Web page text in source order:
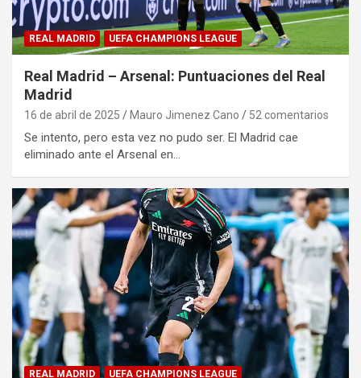
REAL MADRID UEFA CHAMPIONS LEAGUE
Real Madrid – Arsenal: Puntuaciones del Real
Madrid
16 de abril de 2025 Mauro Jimenez Cano 52 comentarios
Se intento, pero esta vez no pudo ser. El Madrid cae
eliminado ante el Arsenal en…
REAL MADRID UEFA CHAMPIONS LEAGUE